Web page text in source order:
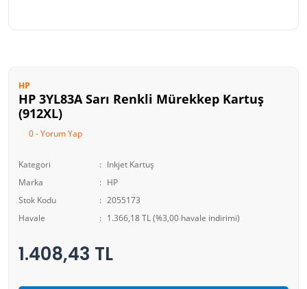
HP
HP 3YL83A Sarı Renkli Mürekkep Kartuş
(912XL)
0 - Yorum Yap
Kategori
Inkjet Kartuş
Marka
HP
Stok Kodu
2055173
Havale
1.366,18 TL (%3,00 havale indirimi)
1.408,43 TL